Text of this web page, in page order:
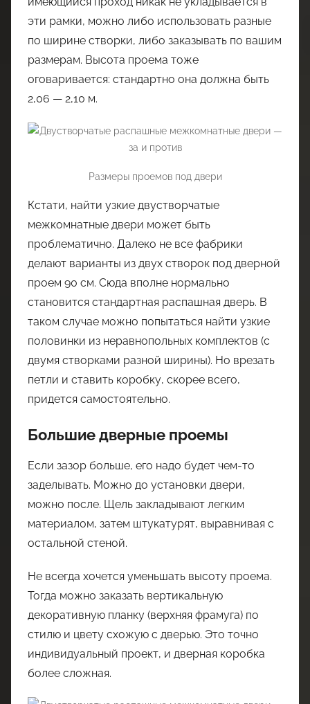
эти рамки, можно либо использовать разные
по ширине створки, либо заказывать по вашим
размерам. Высота проема тоже
оговаривается: стандартно она должна быть
2,06 — 2,10 м.
Размеры проемов под двери
Кстати, найти узкие двустворчатые
межкомнатные двери может быть
проблематично. Далеко не все фабрики
делают варианты из двух створок под дверной
проем 90 см. Сюда вполне нормально
становится стандартная распашная дверь. В
таком случае можно попытаться найти узкие
половинки из неравнопольных комплектов (с
двумя створками разной ширины). Но врезать
петли и ставить коробку, скорее всего,
придется самостоятельно.
Большие дверные проемы
Если зазор больше, его надо будет чем-то
заделывать. Можно до установки двери,
можно после. Щель закладывают легким
материалом, затем штукатурят, выравнивая с
остальной стеной.
Не всегда хочется уменьшать высоту проема.
Тогда можно заказать вертикальную
декоративную планку (верхняя фрамуга) по
стилю и цвету схожую с дверью. Это точно
индивидуальный проект, и дверная коробка
более сложная.